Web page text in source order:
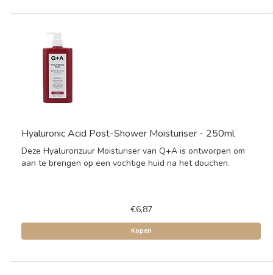
Hyaluronic Acid Post-Shower Moisturiser - 250ml
Deze Hyaluronzuur Moisturiser van Q+A is ontworpen om
aan te brengen op een vochtige huid na het douchen.
€6,87
Kopen